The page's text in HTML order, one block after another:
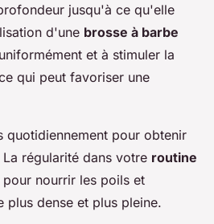
jusqu'à ce qu'elle
d'une brosse à barbe
et à stimuler la
qui peut favoriser une
quotidiennement pour obtenir
régularité dans votre routine
pour nourrir les poils et
plus dense et plus pleine.